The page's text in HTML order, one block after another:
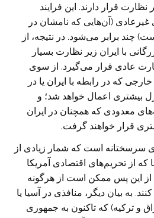
نظارت قرار دارند. این فرایند
(آن‌هایی که نامشان در
چند برابر می‌شود. در نتیجه، از
با ایران زیر نظارت‌ بسیار
عادی قرار می‌گیرد. از سوی
که در رابطه با ایران یا در
بیشتری اعمال خواهد شد؛ و
معدودی که همچنان در ایران
قرار خواهند گرفت.
سرسختانه است که شمار زیادی از
که از تحریم‌های اقتصادی آمریکا
از این پس ممکن است از هر‌گونه
به بیان دیگر، منافذی در آسیا یا
و ترکیه) که تاکنون به جمهوری